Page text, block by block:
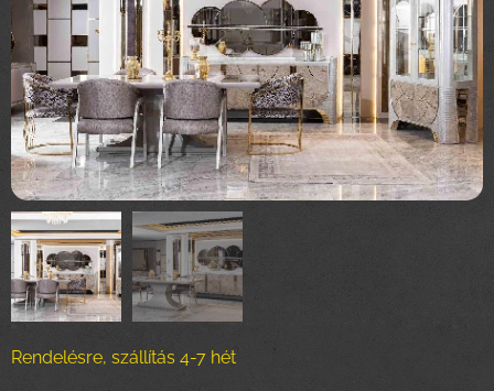
Rendelésre, szállítás 4-7 hét